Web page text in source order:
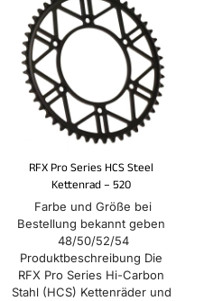
RFX Pro Series HCS Steel
Kettenrad – 520
Farbe und Größe bei
Bestellung bekannt geben
48/50/52/54
Produktbeschreibung Die
RFX Pro Series Hi-Carbon
Stahl (HCS) Kettenräder und